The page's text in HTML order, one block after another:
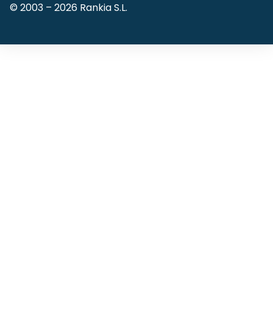
© 2003 – 2026 Rankia S.L.